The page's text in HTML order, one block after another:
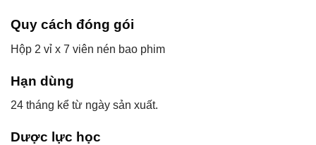
Quy cách đóng gói
Hộp 2 vỉ x 7 viên nén bao phim
Hạn dùng
24 tháng kể từ ngày sản xuất.
Dược lực học